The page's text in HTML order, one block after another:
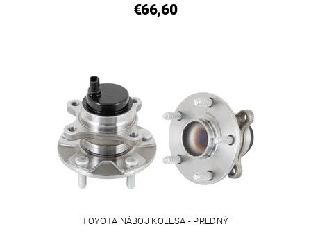
€66,60
TOYOTA NÁBOJ KOLESA - PREDNÝ